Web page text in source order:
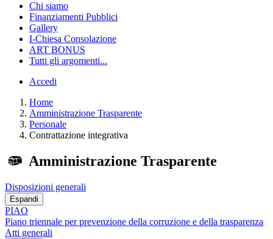
Chi siamo
Finanziamenti Pubblici
Gallery
I-Chiesa Consolazione
ART BONUS
Tutti gli argomenti...
Accedi
Home
Amministrazione Trasparente
Personale
Contrattazione integrativa
Amministrazione Trasparente
Disposizioni generali
Espandi
PIAO
Piano triennale per prevenzione della corruzione e della trasparenza
Atti generali